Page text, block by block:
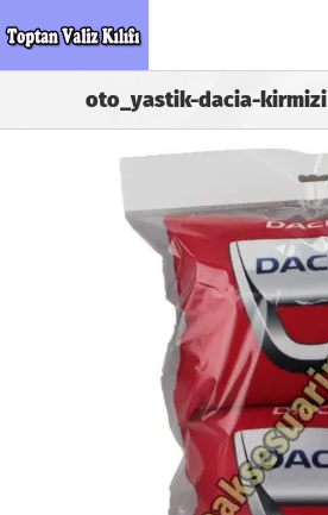
to
oto_yastik-dacia-kirmizi